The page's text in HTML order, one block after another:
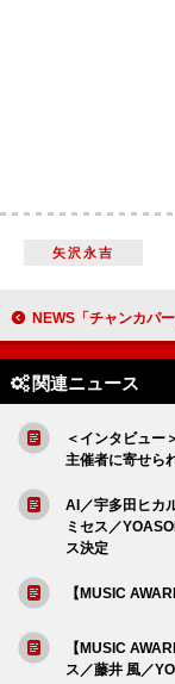
矢沢永吉
NEWS「チャンカパーナ」が英語化、配信ジャケット
関連ニュース
＜インタビュー
主催者に寄せら
AI／宇多田ヒカ
ミセス／
ス決定
【MUSIC
【MUSIC
ス／藤井 風／